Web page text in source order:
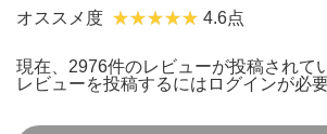
オススメ度 4.6点
現在、2976件のレビューが投稿されて
レビューを投稿するには ログインが必